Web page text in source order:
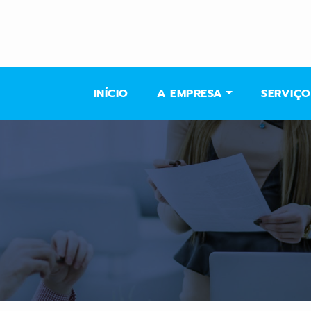
INÍCIO A EMPRESA